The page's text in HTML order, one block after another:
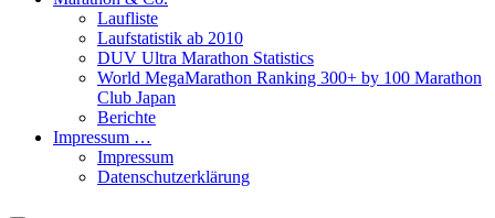
Laufliste
Laufstatistik ab 2010
DUV Ultra Marathon Statistics
World MegaMarathon Ranking 300+ by 100 Marathon
Club Japan
Berichte
Impressum …
Impressum
Datenschutzerklärung